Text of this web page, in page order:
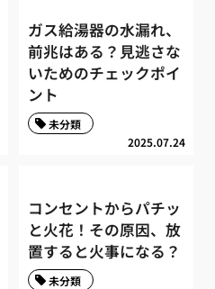
ガス給湯器の水漏れ、
前兆はある？見逃さな
いためのチェックポイ
ント
2025.07.24
未分類
コンセントからパチッ
と火花！その原因、放
置すると火事になる？
未分類